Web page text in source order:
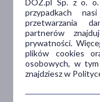
Darmowa
Bezpłatna
Pacjentów.
przypadkach
przetwarzania
partnerów
prywatności.
plików cookies
osobowych, w tym
znajdziesz w